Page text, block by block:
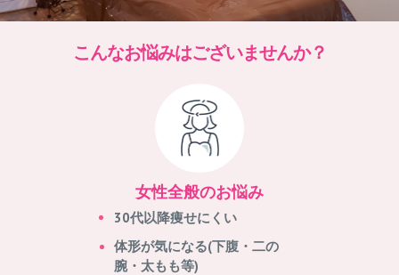
こんなお悩みはございませんか？
女性全般のお悩み
30代以降痩せにくい
体形が気になる(下腹・二の
腕・太もも等)